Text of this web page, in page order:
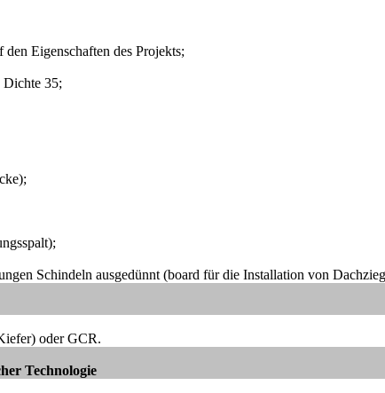
Eigenschaften des Projekts;
Dichte 35;
Schindeln ausgedünnt (board für die Installation von
oder GCR.
Technologie